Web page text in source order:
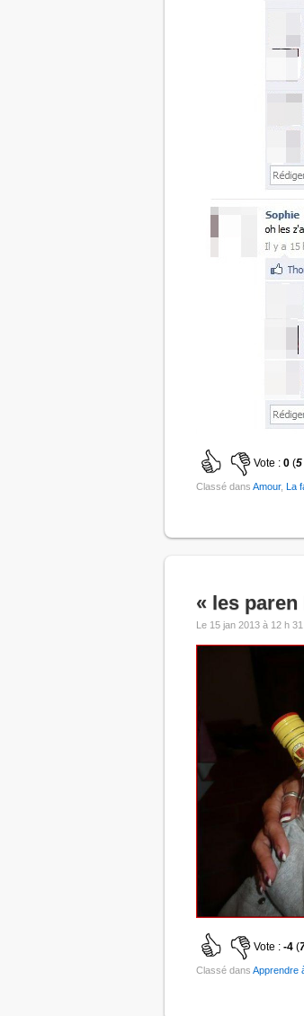
Vote : 0 (5
Classé dans Amour, La
« les
Le 15 jan 2013 à 12 h 31
Vote : -4 (
Classé dans Apprendre